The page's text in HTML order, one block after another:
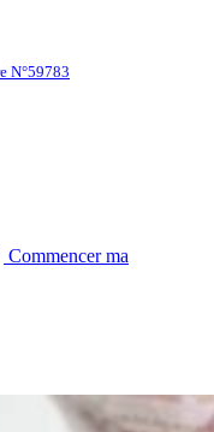
N°59783
Commencer ma